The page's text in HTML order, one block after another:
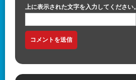
上に表示された文字を入力してください。